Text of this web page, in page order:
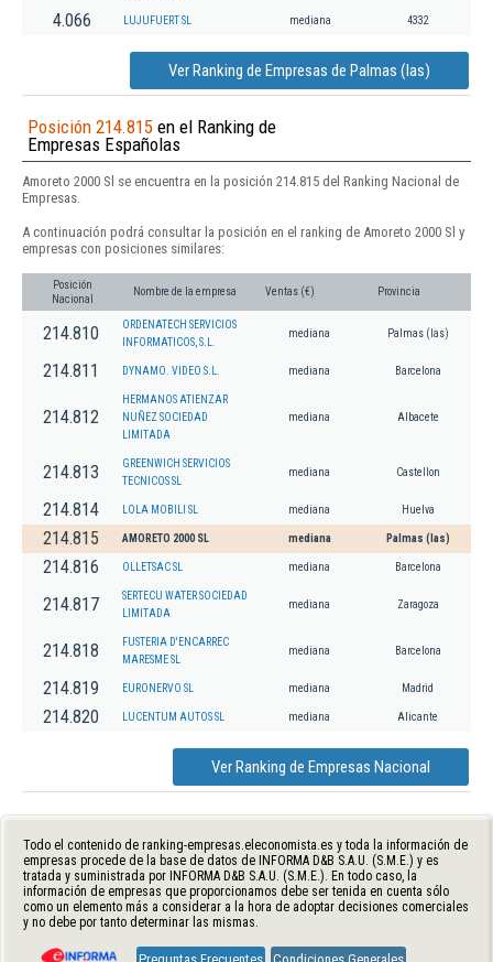
4.066 LUJUFUERT SL mediana 4332
Ver Ranking de Empresas de Palmas (las)
Posición 214.815 en el Ranking de
Empresas Españolas
Amoreto 2000 Sl se encuentra en la posición 214.815 del Ranking Nacional de
Empresas.
A continuación podrá consultar la posición en el ranking de Amoreto 2000 Sl y
empresas con posiciones similares:
Posición
Nacional
Nombre de la empresa Ventas (€) Provincia
214.810
ORDENATECH SERVICIOS
INFORMATICOS, S.L.
mediana Palmas (las)
214.811 DYNAMO. VIDEO S.L. mediana Barcelona
214.812
HERMANOS ATIENZAR
NUÑEZ SOCIEDAD
LIMITADA
mediana Albacete
214.813
GREENWICH SERVICIOS
TECNICOS SL
mediana Castellon
214.814 LOLA MOBILI SL mediana Huelva
214.815 AMORETO 2000 SL mediana Palmas (las)
214.816 OLLETSAC SL mediana Barcelona
214.817
SERTECU WATER SOCIEDAD
LIMITADA
mediana Zaragoza
214.818
FUSTERIA D'ENCARREC
MARESME SL
mediana Barcelona
214.819 EURONERVO SL mediana Madrid
214.820 LUCENTUM AUTOS SL mediana Alicante
Ver Ranking de Empresas Nacional
Todo el contenido de ranking-empresas.eleconomista.es y toda la información de
empresas procede de la base de datos de INFORMA D&B S.A.U. (S.M.E.) y es
tratada y suministrada por INFORMA D&B S.A.U. (S.M.E.). En todo caso, la
información de empresas que proporcionamos debe ser tenida en cuenta sólo
como un elemento más a considerar a la hora de adoptar decisiones comerciales
y no debe por tanto determinar las mismas.